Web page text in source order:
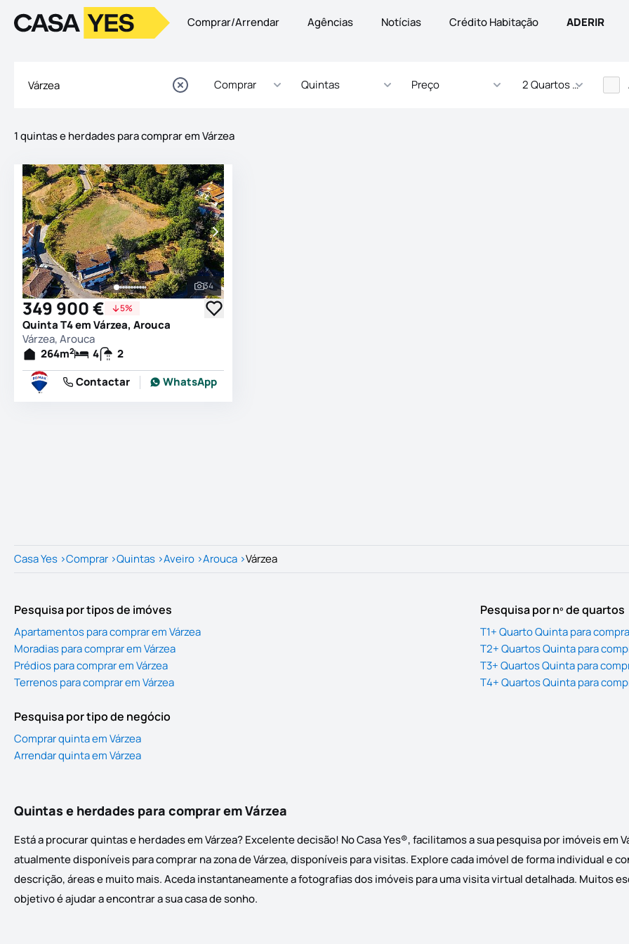
LogoIr para a homepage Comprar/Arrendar Agências Notícias Crédito Habitação ADERIR
Comprar Quintas Preço 2 Quartos - ... Quartos
1 quintas e herdades para comprar em Várzea
Imóveis
Lista de Imóveis
Ver todas as fotografias
34
349 900 € 5%
Quinta T4 em Várzea, Arouca
Várzea, Arouca
264m2 4
2
Contactar
WhatsApp
Casa Yes >Comprar >Quintas >Aveiro >Arouca >Várzea
Pesquisa por tipos de imóves
Apartamentos para comprar em Várzea
Moradias para comprar em Várzea
Prédios para comprar em Várzea
Terrenos para comprar em Várzea
Pesquisa por nº de quartos
T1+ Quarto Quinta para
T2+ Quartos Quinta para
T3+ Quartos Quinta para
T4+ Quartos Quinta para
Pesquisa por tipo de negócio
Comprar quinta em Várzea
Arrendar quinta em Várzea
Quintas e herdades para comprar em Várzea
Está a procurar quintas e herdades em Várzea? Excelente decisão! No Casa Yes®, facilitamos a sua pesquisa por imóveis em
atualmente disponíveis para comprar na zona de Várzea, disponíveis para visitas. Explore cada imóvel de forma individual e
descrição, áreas e muito mais. Aceda instantaneamente a fotografias dos imóveis para uma visita virtual detalhada. Muitos
objetivo é ajudar a encontrar a sua casa de sonho.